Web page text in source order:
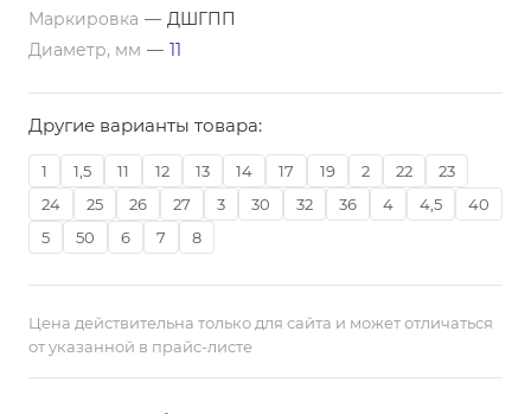
Маркировка — ДШГПП
Диаметр, мм — 11
Другие варианты товара:
1 1,5 11 12 13 14 17 19 2 22
23
24
25 26 27 3 30 32 36 4 4,5
40
5
50 6 7 8
Цена действительна только для сайта и может отличаться
от указанной в прайс-листе